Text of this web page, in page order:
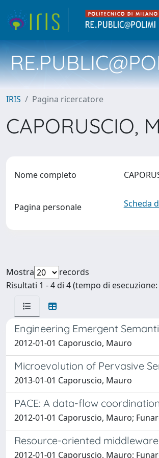
IRIS Pagina ricercatore
CAPORUSCIO,
Nome completo
Pagina personale Scheda
Mostra
records
Risultati 1 - 4 di 4 (tempo di
Engineering Emergent
2012-01-01 Caporuscio, Mauro
Microevolution of Pervasive
2013-01-01 Caporuscio, Mauro
PACE: A data-flow
2012-01-01 Caporuscio, Mauro;
Resource-oriented
2012-01-01 Caporuscio, Mauro;